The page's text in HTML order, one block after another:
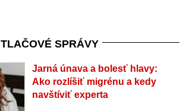
TLAČOVÉ SPRÁVY
Jarná únava a bolesť hlavy:
Ako rozlíšiť migrénu a kedy
navštíviť experta